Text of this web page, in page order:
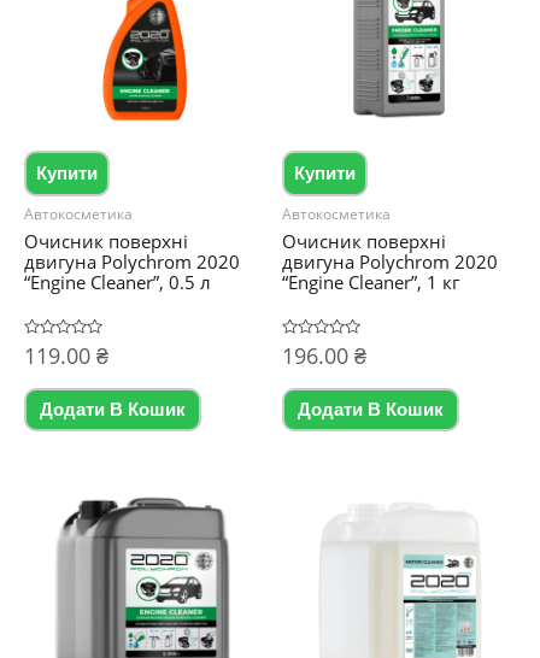
Купити
Автокосметика
Очисник поверхні
двигуна Polychrom 2020
“Engine Cleaner”, 0.5 л
Оцінено
в
з
119.00 ₴
Додати В Кошик
Купити
Автокосметика
Очисник поверхні
двигуна Polychrom 2020
“Engine Cleaner”, 1 кг
Оцінено
в
з
196.00 ₴
Додати В Кошик